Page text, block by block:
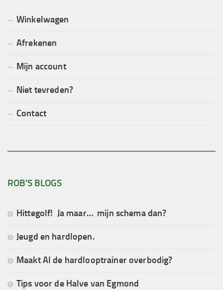
Winkelwagen
Afrekenen
Mijn account
Niet tevreden?
Contact
ROB'S BLOGS
Hittegolf! Ja maar… mijn schema dan?
Jeugd en hardlopen.
Maakt AI de hardlooptrainer overbodig?
Tips voor de Halve van Egmond